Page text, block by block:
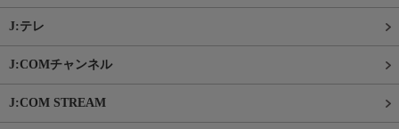
J:テレ
J:COMチャンネル
J:COM STREAM